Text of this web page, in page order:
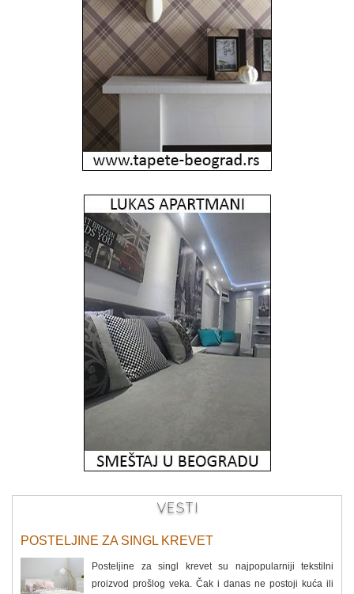
VESTI
POSTELJINE ZA SINGL KREVET
Posteljine za singl krevet su najpopularniji tekstilni
proizvod prošlog veka. Čak i danas ne postoji kuća ili